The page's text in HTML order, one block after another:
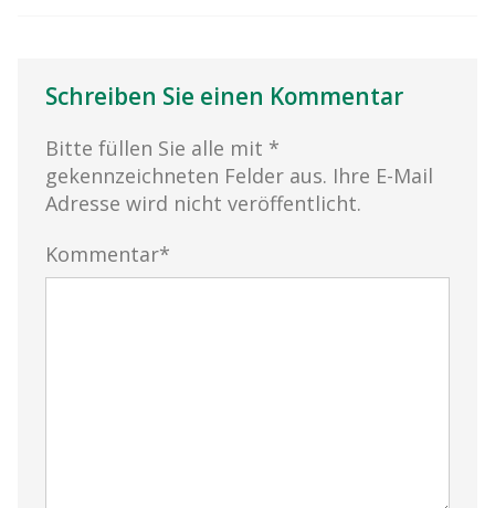
Schreiben Sie einen Kommentar
Bitte füllen Sie alle mit *
gekennzeichneten Felder aus. Ihre E-Mail
Adresse wird nicht veröffentlicht.
Kommentar*